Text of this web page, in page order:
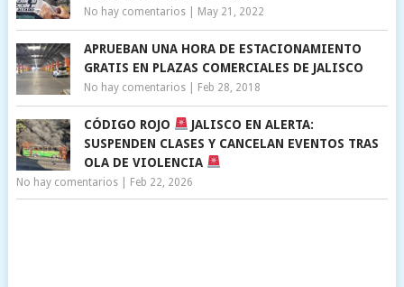
No hay comentarios| May 21, 2022
APRUEBAN UNA HORA DE ESTACIONAMIENTO
GRATIS EN PLAZAS COMERCIALES DE JALISCO
No hay comentarios| Feb 28, 2018
CÓDIGO ROJO
JALISCO EN ALERTA:
SUSPENDEN CLASES Y CANCELAN EVENTOS TRAS
OLA DE VIOLENCIA
No hay comentarios| Feb 22, 2026